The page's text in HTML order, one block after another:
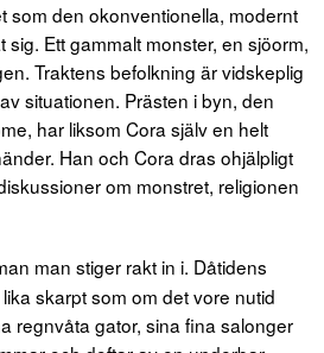
som den okonventionella, modernt
Ett gammalt monster, en sjöorm,
Traktens befolkning är vidskeplig
situationen. Prästen i byn, den
har liksom Cora själv en helt
Han och Cora dras ohjälpligt
om monstret, religionen
man stiger rakt in i. Dåtidens
skarpt som om det vore nutid
regnvåta gator, sina fina salonger